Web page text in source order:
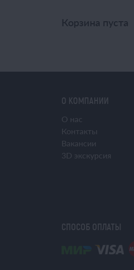
Корзина пуста
О КОМПАНИИ
О нас
Контакты
Вакансии
3D экскурсия
СПОСОБ ОПЛАТЫ